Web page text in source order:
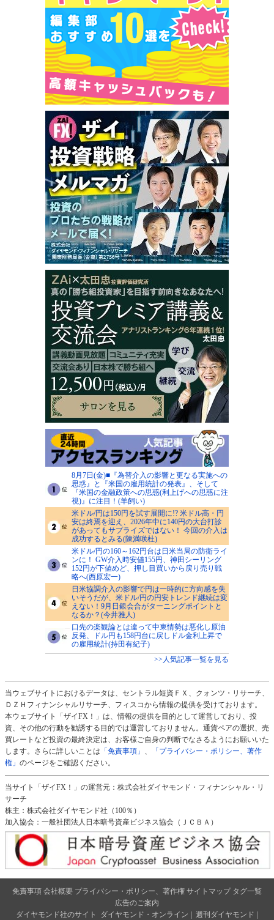
8月7日(金)■『為替介入の影響と更なる実施への
思惑』と『米国の雇用統計の発表』、そして
『米国の金融政策への思惑(利上げへの思惑に注
視)』に注目！(羊飼い)
米ドル/円は150円を試す展開に!? 米ドル高・円
安は終焉を迎え、2026年中に140円の大台打診
があってもサプライズではない！ 今回の介入は
成功するとみる(陳満咲杜)
米ドル/円の160～162円台は日米当局の防衛ライ
ンに！ GW介入時安値155円、神田シーリング
152円が下値めど、押し目買いから戻り売り戦
略へ(西原宏一)
日米協調介入の影響で円は一時的に方向感を失
いそうだが、米ドル/円の円安トレンド継続は変
えない！9月日銀会合がターニングポイントと
なるか？(今井雅人)
口先の楽観論とは違って中東情勢は悪化し原油
反発、ドル円も158円台に戻しドル金利上昇で
の雇用統計(持田有紀子)
>>人気記事一覧を見る
当ウェブサイトにおけるデータは、セントラル短資ＦＸ、クォンツ・リサーチ、
ＤＺＨフィナンシャルリサーチ、フィスコから情報の提供を受けております。
本ウェブサイト「ザイFX！」は、情報の提供を目的として運営しており、投
資、その他の行動を勧誘する目的では運営しておりません。通貨ペアの選択、売
買レートなど投資の最終決定は、お客様ご自身の判断でなさるようにお願いいた
します。さらに詳しいことは 「免責事項」 、
「プライバシー・ポリシー、著作
権」 のページをご確認ください。
当サイト「ザイFX！」の運営元：株式会社ダイヤモンド・フィナンシャル・リ
サーチ
株主：株式会社ダイヤモンド社（100％）
加入協会：一般社団法人日本暗号資産ビジネス協会（ＪＣＢＡ）
免責事項 会社概要 プライバシー・ポリシー、著作権 サイトマップ タグ一覧
広告のご案内
ダイヤモンド社のサイト
ダイヤモンド・オンライン | 週刊ダイヤモンド |